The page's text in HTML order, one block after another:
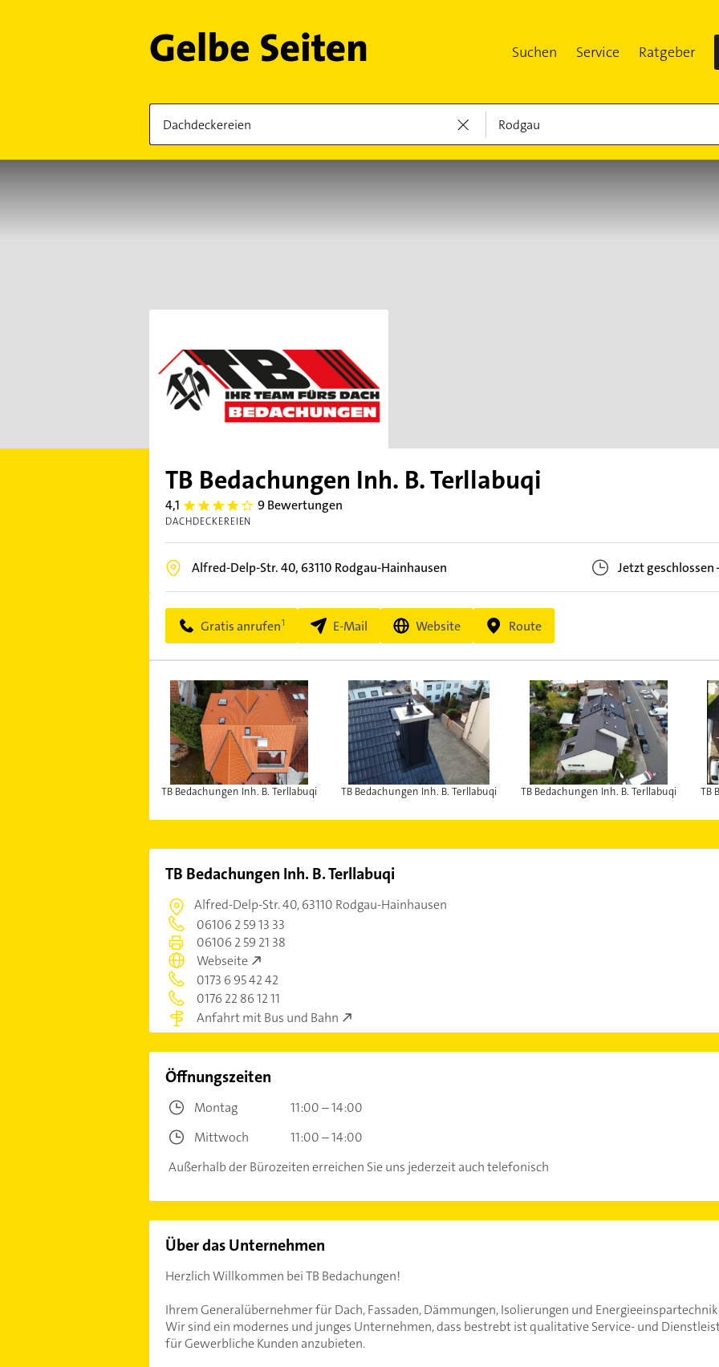
Suchen Service Ratgeber
TB Bedachungen Inh. B. Terllabuqi
4,1 4.1 9 Bewertungen
DACHDECKEREIEN
Alfred-Delp-Str. 40, 63110 Rodgau-Hainhausen Jetzt geschlossen
Gratis anrufen E-Mail Website Route
TB Bedachungen Inh. B. Terllabuqi TB Bedachungen Inh. B. Terllabuqi TB Bedachungen Inh. B. Terllabuqi TB
TB Bedachungen Inh. B. Terllabuqi
Alfred-Delp-Str. 40,63110 Rodgau-Hainhausen
06106 2 59 13 33
06106 2 59 21 38
Webseite
0173 6 95 42 42
0176 22 86 12 11
Anfahrt mit Bus und Bahn
Öffnungszeiten
Montag
11:00 – 14:00
Mittwoch
11:00 – 14:00
Außerhalb der Bürozeiten erreichen Sie uns jederzeit auch telefonisch
Über das Unternehmen
Herzlich Willkommen bei TB Bedachungen!
Ihrem Generalübernehmer für Dach, Fassaden, Dämmungen, Isolierungen und
Wir sind ein modernes und junges Unternehmen, dass bestrebt ist qualitative Service- und
für Gewerbliche Kunden anzubieten.